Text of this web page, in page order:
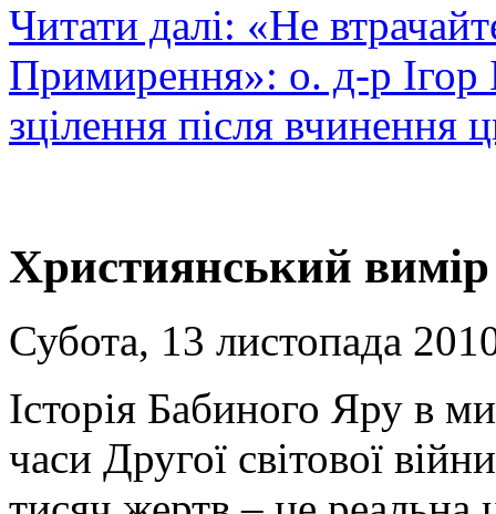
Читати далі: «Не
Примирення»: о. д-р Ігор
зцілення після вчинення
Християнський
Субота, 13 листопада
Історія Бабиного Яру в
часи Другої світової